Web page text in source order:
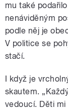
mu také
nenáviděným
podle něj je
V politice se
stačí.
I když je
skautem.
vedoucí. Děti